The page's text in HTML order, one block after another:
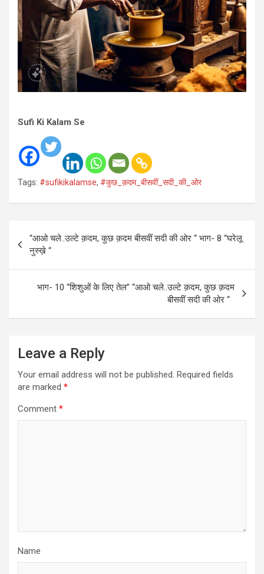
Sufi Ki Kalam Se
Tags: #sufikikalamse, #कुछ_क़दम_बीसवीं_सदी_की_ओर
navigation
“आओ चले..उल्टे क़दम, कुछ क़दम बीसवीं सदी की ओर “ भाग- 8 “घरेलू
नुस्ख़े “
भाग- 10 “शिशुओं के लिए तेल” “आओ चले..उल्टे क़दम, कुछ क़दम
बीसवीं सदी की ओर “
Leave a Reply
Your email address will not be published. Required fields
are marked *
Comment *
Name